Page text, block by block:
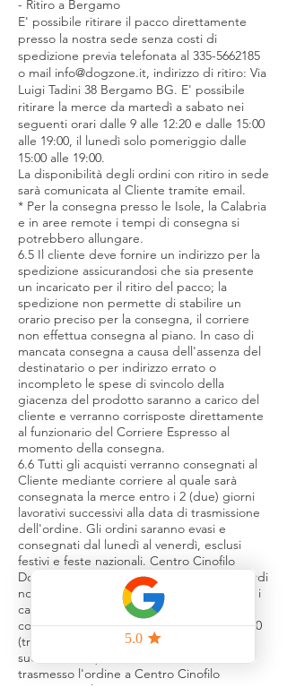
- Ritiro a Bergamo
E' possibile ritirare il pacco direttamente
presso la nostra sede senza costi di
spedizione previa telefonata al 335-5662185
o mail info@dogzone.it, indirizzo di ritiro: Via
Luigi Tadini 38 Bergamo BG. E' possibile
ritirare la merce da martedì a sabato nei
seguenti orari dalle 9 alle 12:20 e dalle 15:00
alle 19:00, il lunedì solo pomeriggio dalle
15:00 alle 19:00.
La disponibilità degli ordini con ritiro in sede
sarà comunicata al Cliente tramite email.
* Per la consegna presso le Isole, la Calabria
e in aree remote i tempi di consegna si
potrebbero allungare.
6.5 Il cliente deve fornire un indirizzo per la
spedizione assicurandosi che sia presente
un incaricato per il ritiro del pacco; la
spedizione non permette di stabilire un
orario preciso per la consegna, il corriere
non effettua consegna al piano. In caso di
mancata consegna a causa dell'assenza del
destinatario o per indirizzo errato o
incompleto le spese di svincolo della
giacenza del prodotto saranno a carico del
cliente e verranno corrisposte direttamente
al funzionario del Corriere Espresso al
momento della consegna.
6.6 Tutti gli acquisti verranno consegnati al
Cliente mediante corriere al quale sarà
consegnata la merce entro i 2 (due) giorni
lavorativi successivi alla data di trasmissione
dell'ordine. Gli ordini saranno evasi e
consegnati dal lunedì al venerdì, esclusi
festivi e feste nazionali. Centro Cinofilo
DogZone s.r.l. non è responsabile per ritardi
non prevedibili, fermo restando che, salvo i
casi di forza maggiore, i Prodotti saranno
consegnati entro un termine massimo di 30
(trenta) giorni a decorrere dal giorno
successivo a quello in cui il Cliente ha
trasmesso l'ordine a Centro Cinofilo
DogZone s.r.l.;